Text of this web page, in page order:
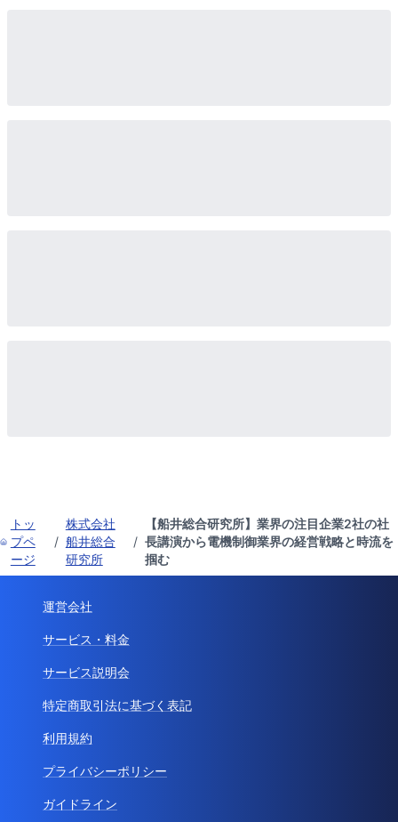
トッ
プペ
ージ
/
株式会社
船井総合
研究所
/
【船井総合研究所】業界の注目企業2社の社
長講演から電機制御業界の経営戦略と時流を
掴む
運営会社
サービス・料金
サービス説明会
特定商取引法に基づく表記
利用規約
プライバシーポリシー
ガイドライン